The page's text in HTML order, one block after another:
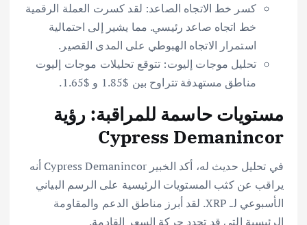
كسر خط الاتجاه الصاعد: لقد كسرت العملة الرقمية
خط اتجاه صاعد رئيسي. مما يشير إلى احتمالية
استمرار الاتجاه الهبوطي على المدى القصير.
تحليل موجات إليوت: تتوقع تحليلات موجات إليوت
مناطق مستهدفة تتراوح بين $1.85 و $1.65.
مستويات حاسمة للمراقبة: رؤية
Cypress Demanincor
في تحليل حديث له، أكد الخبير Cypress Demanincor أنه
يراقب عن كثب المستويات الرئيسية على الرسم البياني
الأسبوعي لـ XRP. لقد أبرز مناطق الدعم والمقاومة
الرئيسية التي قد تحدد حركة السعر القادمة.